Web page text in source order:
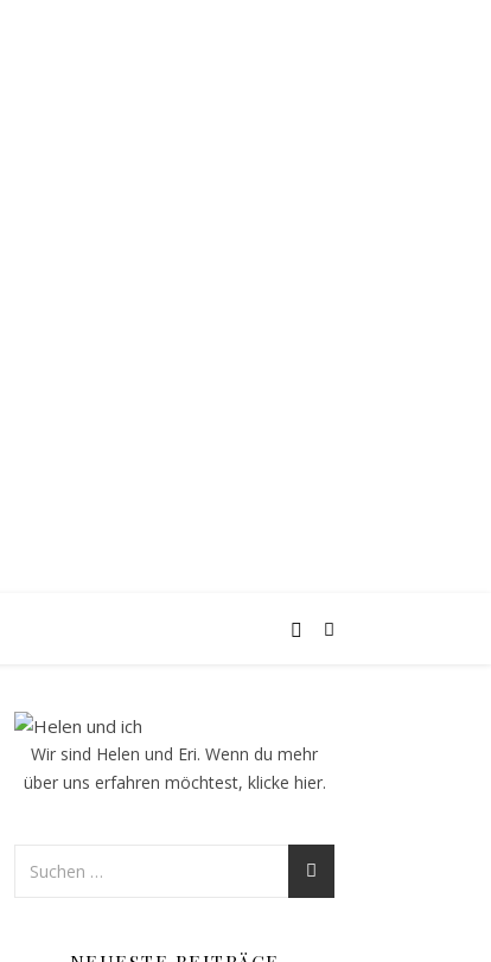
Wir sind Helen und Eri. Wenn du mehr
über uns erfahren möchtest, klicke hier.